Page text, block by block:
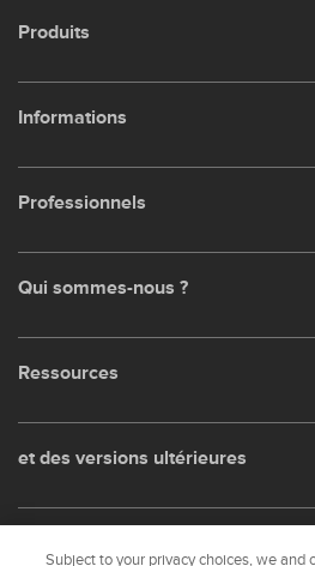
Produits
Informations
Professionnels
Qui sommes-nous ?
Ressources
et des versions ultérieures
Subject to your privacy choices, we and